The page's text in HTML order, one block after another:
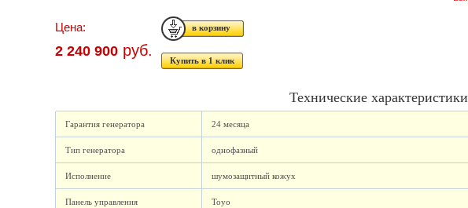
Цена:
2 240 900 руб.
Купить в 1 клик
Технические характеристики
Гарантия генератора 24 месяца
Тип генератора однофазный
Исполнение шумозащитный кожух
Панель управления Toyo